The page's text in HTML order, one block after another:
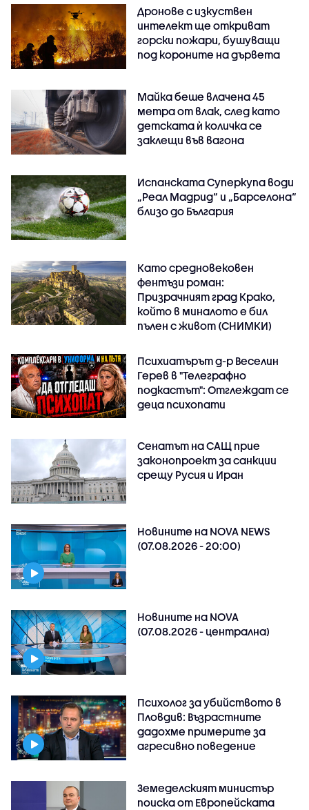
Дронове с изкуствен
интелект ще откриват
горски пожари, бушуващи
под короните на дървета
Майка беше влачена 45
метра от влак, след като
детската ѝ количка се
заклещи във вагона
Испанската Суперкупа води
„Реал Мадрид“ и „Барселона“
близо до България
Като средновековен
фентъзи роман:
Призрачният град Крако,
който в миналото е бил
пълен с живот (СНИМКИ)
Психиатърът д-р Веселин
Герев в "Телеграфно
подкастът": Отглеждат се
деца психопати
Сенатът на САЩ прие
законопроект за санкции
срещу Русия и Иран
Новините на NOVA NEWS
(07.08.2026 - 20:00)
Новините на NOVA
(07.08.2026 - централна)
Психолог за убийството в
Пловдив: Възрастните
дадохме примерите за
агресивно поведение
Земеделският министър
поиска от Европейската